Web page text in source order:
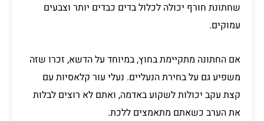
שחתונת חורף יכולה לכלול בדים כבדים יותר וצבעים
עמוקים.
אם החתונה מתקיימת בחוץ, במיוחד על הדשא, זכרו שזה
משפיע גם על בחירת הנעליים. נעלי עור קלאסיות עם
קצת עקב יכולות לשקוע באדמה, ואתם לא רוצים לבלות
את הערב כשאתם מתאמצים ללכת.